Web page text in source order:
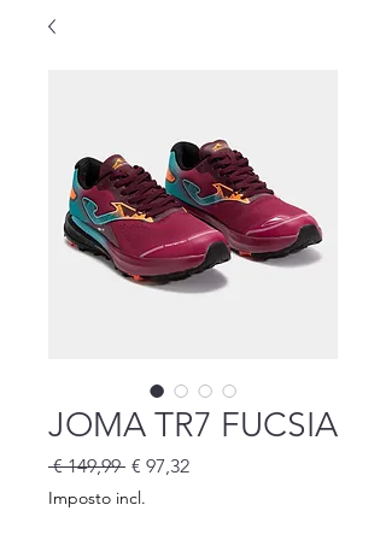
JOMA TR7 FUCSIA
€ 149,99 Preço
normal
€ 97,32Preço
Imposto incl.